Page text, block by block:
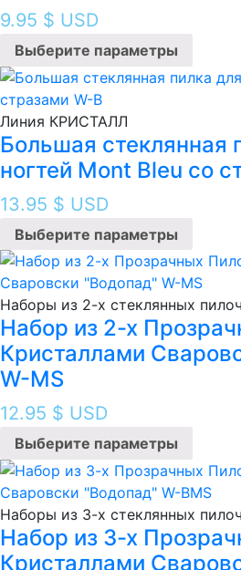
9.95 $ USD
Выберите параметры
Линия КРИСТАЛЛ
Большая стеклянная
ногтей Mont Bleu со
13.95 $ USD
Выберите параметры
Наборы из 2-х стеклянных
Набор из 2-х
Кристаллами
W-MS
12.95 $ USD
Выберите параметры
Наборы из 3-х стеклянных
Набор из 3-х
Кристаллами